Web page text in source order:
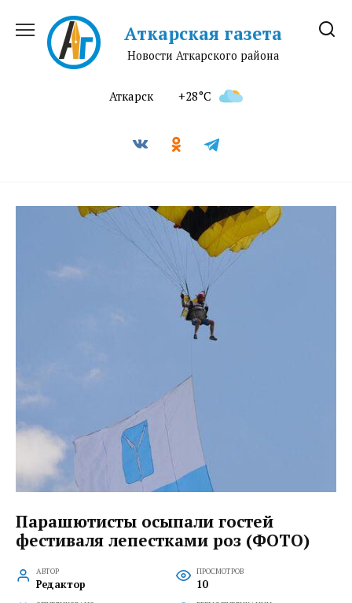
содержанию
Аткарская газета
Новости Аткарского района
Аткарск +28°C
Парашютисты осыпали гостей
фестиваля лепестками роз (ФОТО)
АВТОР
Редактор
ПРОСМОТРОВ
10